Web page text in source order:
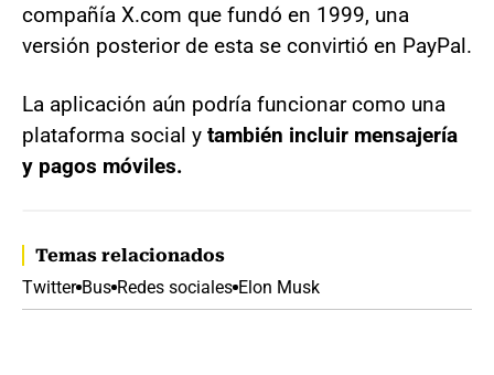
compañía X.com que fundó en 1999, una
versión posterior de esta se convirtió en PayPal.
La aplicación aún podría funcionar como una
plataforma social y también incluir mensajería
y pagos móviles.
Temas relacionados
Twitter Bus Redes sociales Elon Musk